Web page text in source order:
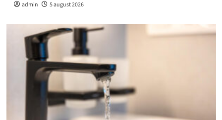
admin 5 august 2026